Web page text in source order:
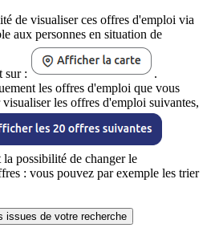
de visualiser ces offres d'emploi via
aux personnes en situation de
sur :
.
les offres d'emploi que vous
les offres d'emploi suivantes,
la possibilité de changer le
: vous pouvez par exemple les trier
issues de votre recherche